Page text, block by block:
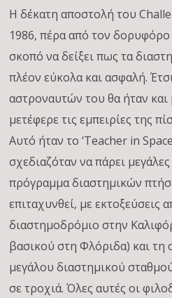
Η δέκατη αποστολή του
1986, πέρα από τον δορυφόρο
σκοπό να δείξει πως τα
πλέον εύκολα και ασφαλή.
αστροναυτών του θα ήταν και
μετέφερε τις εμπειρίες της
Αυτό ήταν το ‘Teacher in
σχεδιαζόταν να πάρει
πρόγραμμα διαστημικών
επιταχυνθεί, με εκτοξεύσεις
διαστημοδρόμιο στην
βασικού στη Φλόριδα) και
μεγάλου διαστημικού
σε τροχιά. Όλες αυτές οι